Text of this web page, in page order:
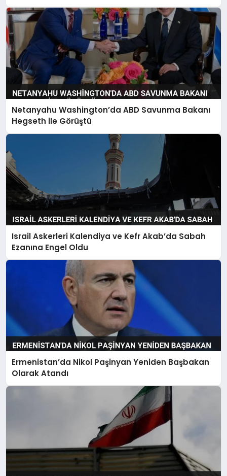
Netanyahu Washington’da ABD Savunma Bakanı
Hegseth ile Görüştü
Israil Askerleri Kalendiya ve Kefr Akab’da Sabah
Ezanına Engel Oldu
Ermenistan’da Nikol Paşinyan Yeniden Başbakan
Olarak Atandı